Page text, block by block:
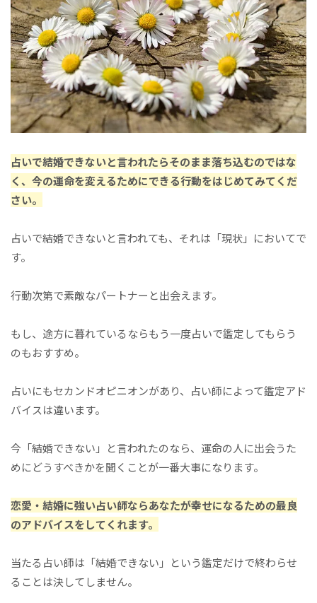
占いで結婚できないと言われたらそのまま落ち込むのではな
く、今の運命を変えるためにできる行動をはじめてみてくだ
さい。
占いで結婚できないと言われても、それは「現状」においてで
す。
行動次第で素敵なパートナーと出会えます。
もし、途方に暮れているならもう一度占いで鑑定してもらう
のもおすすめ。
占いにもセカンドオピニオンがあり、占い師によって鑑定アド
バイスは違います。
今「結婚できない」と言われたのなら、運命の人に出会うた
めにどうすべきかを聞くことが一番大事になります。
恋愛・結婚に強い占い師ならあなたが幸せになるための最良
のアドバイスをしてくれます。
当たる占い師は「結婚できない」という鑑定だけで終わらせ
ることは決してしません。